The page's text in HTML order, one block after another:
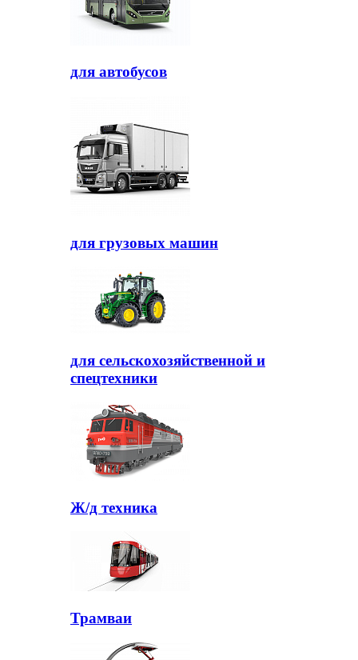
для автобусов
для грузовых машин
для сельскохозяйственной и
спецтехники
Ж/д техника
Трамваи